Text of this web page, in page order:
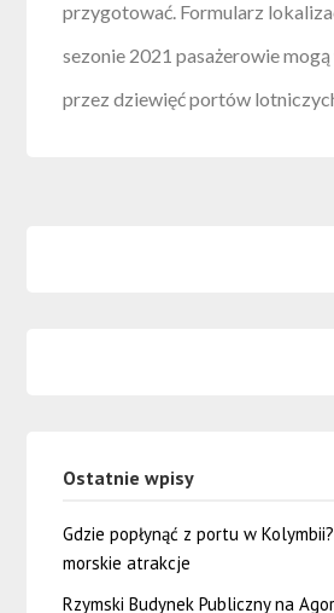
przygotować. Formularz
sezonie 2021 pasażerowie
przez dziewięć portów
Ostatnie wpisy
Gdzie popłynąć z portu w
morskie atrakcje
Rzymski Budynek Publiczny na